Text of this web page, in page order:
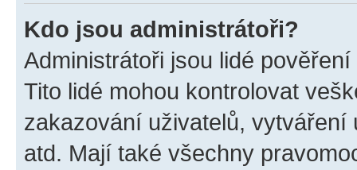
Kdo jsou administrátoři?
Administrátoři jsou lidé
Tito lidé mohou kontrolovat
zakazování uživatelů,
atd. Mají také všechny